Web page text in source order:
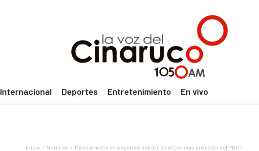
Internacional Deportes Entretenimiento En vivo
Inicio Noticias Pasó anoche en segundo debate en el Concejo proyecto del PBOT